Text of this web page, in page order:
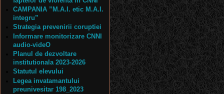
CAMPANIA ”M.A.I. etic M.A.I.
integru”
Strategia prevenirii coruptiei
Informare monitorizare CNNI
audio-videO
Planul de dezvoltare
institutionala 2023-2026
Statutul elevului
Legea invatamantului
preunivesitar 198_2023